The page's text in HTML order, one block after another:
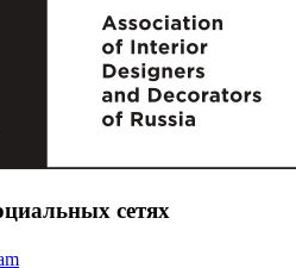
сетях